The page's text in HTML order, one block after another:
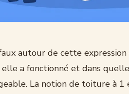
autour de cette expression
a fonctionné et dans
La notion de toiture à 1